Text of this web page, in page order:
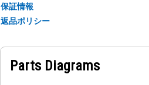
保証情報
返品ポリシー
Parts Diagrams